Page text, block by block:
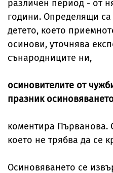
различен период - от
години. Определящи са
детето, което
осинови, уточнява
сънародниците ни,
осиновителите от
празник
коментира Първанова.
което не трябва да се
Осиновяването се